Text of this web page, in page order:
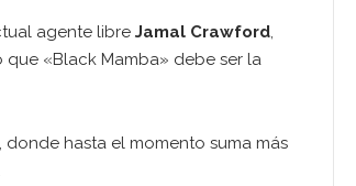
agente libre Jamal Crawford,
«Black Mamba» debe ser la
, donde hasta el momento suma más